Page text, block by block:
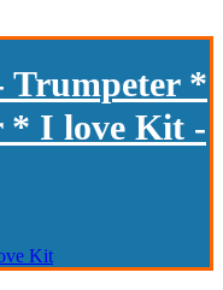
Trumpeter *
* I love Kit -
Kit